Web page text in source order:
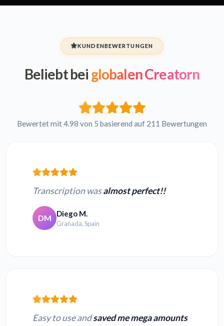
KUNDENBEWERTUNGEN
Beliebt bei globalen Creatorn
Bewertet mit 4.98 von 5 basierend auf 211 Bewertungen
Transcription wasalmost perfect!!
DM Diego M.
Granada, Spain
Easy to use andsaved me mega amounts